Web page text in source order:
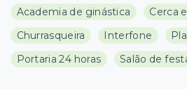
Academia de ginástica
Cerca
Churrasqueira
Interfone
Portaria 24 horas
Salão de